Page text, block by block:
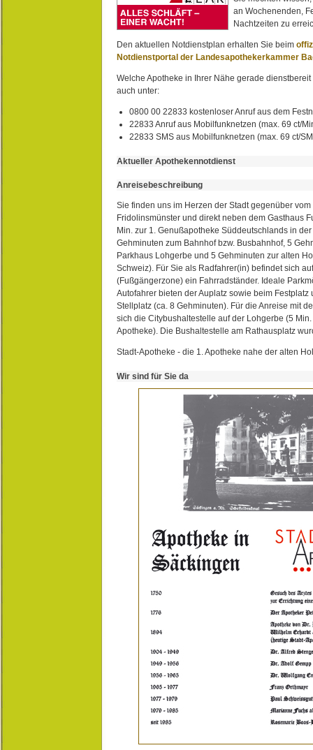
an Wochenenden,
Nachtzeiten zu
Den aktuellen Notdienstplan erhalten Sie beim
Notdienstportal der Landesapothekerkammer
Welche Apotheke in Ihrer Nähe gerade
auch unter:
0800 00 22833 kostenloser Anruf aus dem
22833 Anruf aus Mobilfunknetzen (max. 69 ct/
22833 SMS aus Mobilfunknetzen (max. 69 ct/
Aktueller Apothekennotdienst
Anreisebeschreibung
Sie finden uns im Herzen der Stadt gegenüber
Fridolinsmünster und direkt neben dem Gasthaus
Min. zur 1. Genußapotheke Süddeutschlands in
Gehminuten zum Bahnhof bzw. Busbahnhof, 5
Parkhaus Lohgerbe und 5 Gehminuten zur alten
Schweiz). Für Sie als Radfahrer(in) befindet sich
(Fußgängerzone) ein Fahrradständer. Ideale
Autofahrer bieten der Auplatz sowie beim Festplatz
Stellplatz (ca. 8 Gehminuten). Für die Anreise mit
sich die Citybushaltestelle auf der Lohgerbe (5
Apotheke). Die Bushaltestelle am Rathausplatz
Stadt-Apotheke - die 1. Apotheke nahe der alten
Wir sind für Sie da